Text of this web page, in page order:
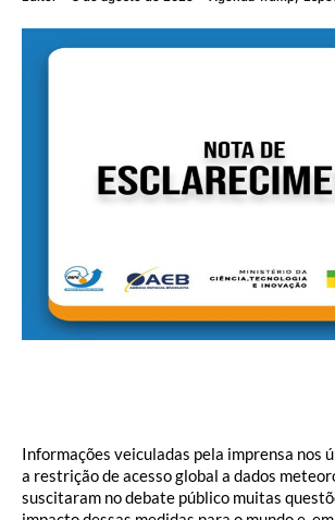
Informações veiculadas pela imprensa nos
a restrição de acesso global a dados
suscitaram no debate público muitas